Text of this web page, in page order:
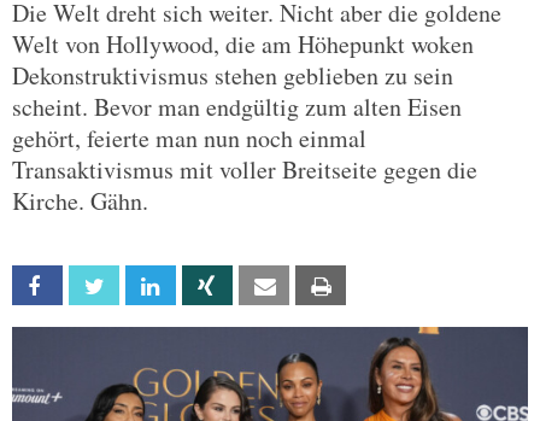
Die Welt dreht sich weiter. Nicht aber die goldene
Welt von Hollywood, die am Höhepunkt woken
Dekonstruktivismus stehen geblieben zu sein
scheint. Bevor man endgültig zum alten Eisen
gehört, feierte man nun noch einmal
Transaktivismus mit voller Breitseite gegen die
Kirche. Gähn.
Facebook Twitter Linkedin Xing Email